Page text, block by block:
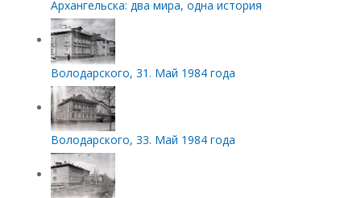
Архангельска: два мира, одна история
Володарского, 31. Май 1984 года
Володарского, 33. Май 1984 года